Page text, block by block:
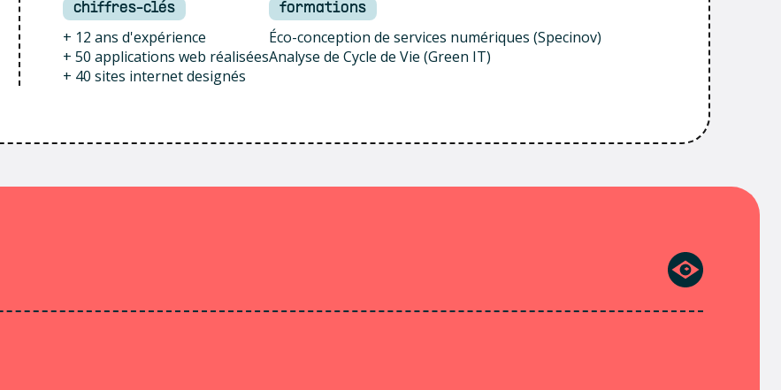
chiffres-clés
+ 12 ans d'expérience
+ 50 applications web réalisées
+ 40 sites internet designés
formations
Éco-conception de services numériques (Specinov)
Analyse de Cycle de Vie (Green IT)